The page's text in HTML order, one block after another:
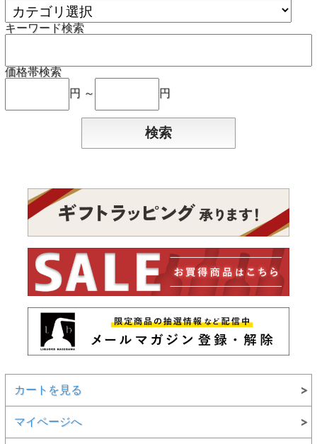
キーワード検索
価格帯検索
円 ～
円
カートを見る
マイページへ